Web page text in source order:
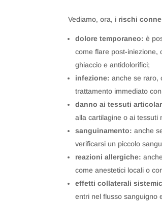
Vediamo, ora, i rischi
dolore temporaneo:è
come flare post-iniezione,
ghiaccio e antidolorifici;
infezione: anche se raro,
trattamento immediato
danno ai tessuti
alla cartilagine o ai tessuti
sanguinamento:anche
verificarsi un piccolo
reazioni allergiche:
come anestetici locali o
effetti collaterali
entri nel flusso sanguigno